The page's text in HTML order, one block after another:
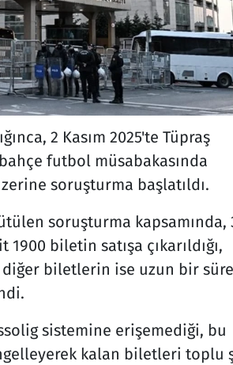
2 Kasım 2025'te Tüpraş
futbol müsabakasında
soruşturma başlatıldı.
soruşturma kapsamında,
biletin satışa çıkarıldığı,
diğer biletlerin ise uzun bir süre
sistemine erişemediği, bu
kalan biletleri toplu